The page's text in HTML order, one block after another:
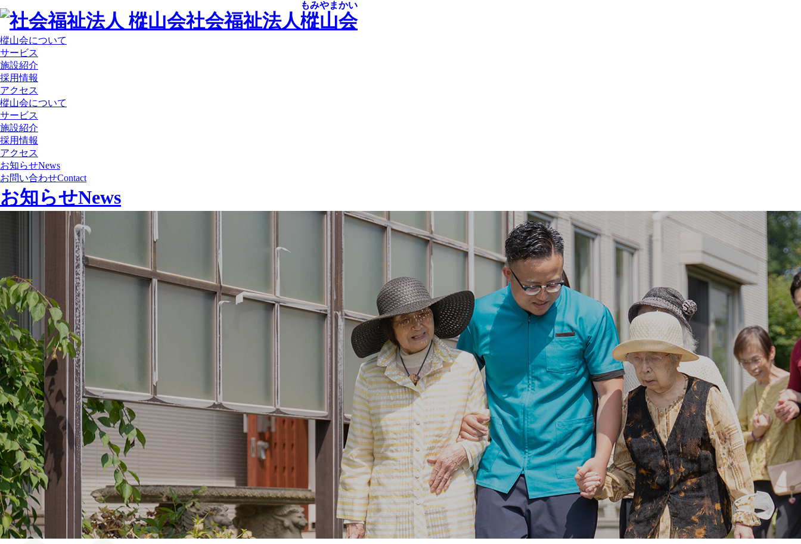
社会福祉法人樅山会
もみやまかい
樅山会について
サービス
施設紹介
採用情報
アクセス
樅山会について
サービス
施設紹介
採用情報
アクセス
お知らせNews
お問い合わせContact
お知らせNews